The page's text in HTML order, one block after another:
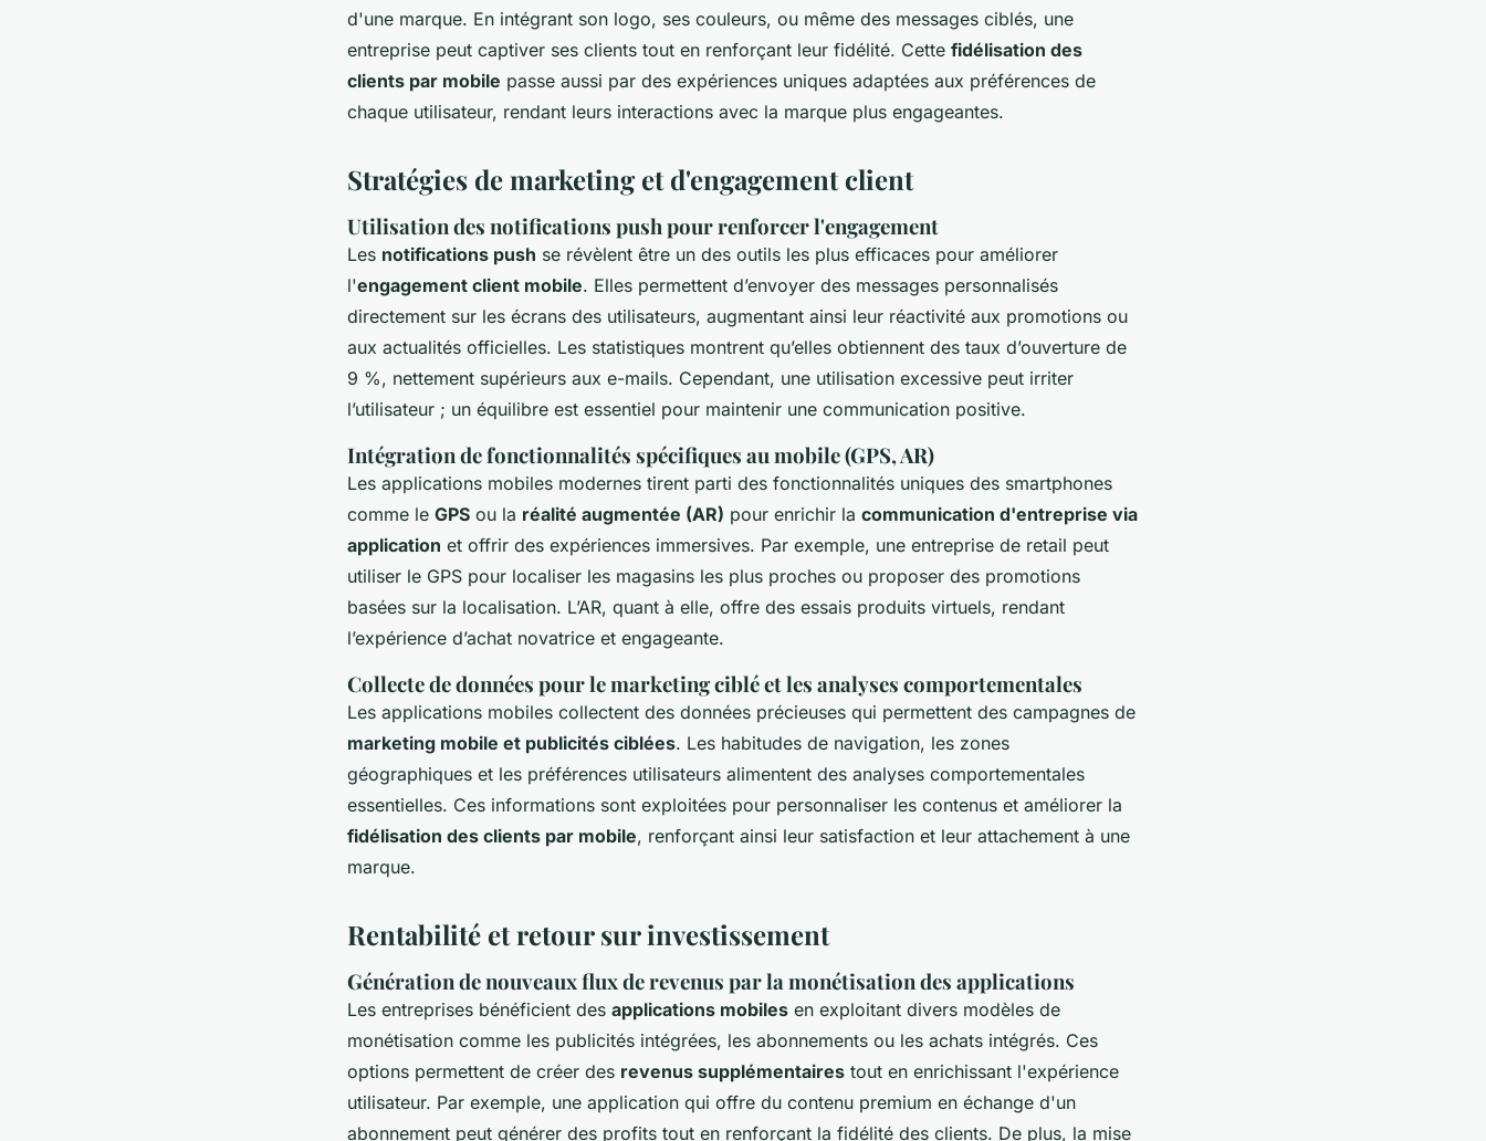
d'une marque. En intégrant son logo, ses couleurs, ou même des messages ciblés, une
entreprise peut captiver ses clients tout en renforçant leur fidélité. Cette fidélisation des
clients par mobile passe aussi par des expériences uniques adaptées aux préférences de
chaque utilisateur, rendant leurs interactions avec la marque plus engageantes.
Stratégies de marketing et d'engagement client
Utilisation des notifications push pour renforcer l'engagement
Les notifications push se révèlent être un des outils les plus efficaces pour améliorer
l'engagement client mobile. Elles permettent d’envoyer des messages personnalisés
directement sur les écrans des utilisateurs, augmentant ainsi leur réactivité aux promotions ou
aux actualités officielles. Les statistiques montrent qu’elles obtiennent des taux d’ouverture de
9 %, nettement supérieurs aux e-mails. Cependant, une utilisation excessive peut irriter
l’utilisateur ; un équilibre est essentiel pour maintenir une communication positive.
Intégration de fonctionnalités spécifiques au mobile (GPS, AR)
Les applications mobiles modernes tirent parti des fonctionnalités uniques des smartphones
comme le GPS ou la réalité augmentée (AR) pour enrichir la communication d'entreprise via
application et offrir des expériences immersives. Par exemple, une entreprise de retail peut
utiliser le GPS pour localiser les magasins les plus proches ou proposer des promotions
basées sur la localisation. L’AR, quant à elle, offre des essais produits virtuels, rendant
l’expérience d’achat novatrice et engageante.
Collecte de données pour le marketing ciblé et les analyses comportementales
Les applications mobiles collectent des données précieuses qui permettent des campagnes de
marketing mobile et publicités ciblées. Les habitudes de navigation, les zones
géographiques et les préférences utilisateurs alimentent des analyses comportementales
essentielles. Ces informations sont exploitées pour personnaliser les contenus et améliorer la
fidélisation des clients par mobile, renforçant ainsi leur satisfaction et leur attachement à une
marque.
Rentabilité et retour sur investissement
Génération de nouveaux flux de revenus par la monétisation des applications
Les entreprises bénéficient des applications mobiles en exploitant divers modèles de
monétisation comme les publicités intégrées, les abonnements ou les achats intégrés. Ces
options permettent de créer des revenus supplémentaires tout en enrichissant l'expérience
utilisateur. Par exemple, une application qui offre du contenu premium en échange d'un
abonnement peut générer des profits tout en renforçant la fidélité des clients. De plus, la mise